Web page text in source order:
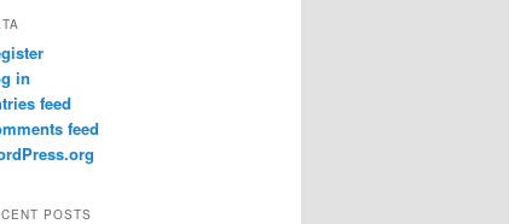
in
feed
feed
POSTS